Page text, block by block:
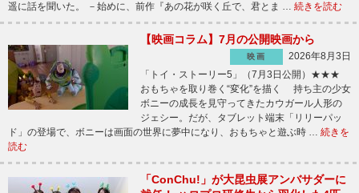
遥に話を聞いた。 －始めに、前作『あの花が咲く丘で、君とま … 続きを読む
【映画コラム】7月の公開映画から
映画
2026年8月3日
「トイ・ストーリー5」（7月3日公開）★★★
おもちゃを取り巻く“変化”を描く 持ち主の少女
ボニーの成長を見守ってきたカウガール人形の
ジェシー。だが、タブレット端末「リリーパッ
ド」の登場で、ボニーは画面の世界に夢中になり、おもちゃと遊ぶ時 … 続きを
読む
「ConChu!」が大昆虫展アンバサダーに